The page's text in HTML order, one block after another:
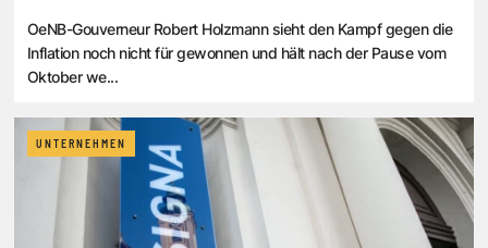
OeNB-Gouverneur Robert Holzmann sieht den Kampf gegen die
Inflation noch nicht für gewonnen und hält nach der Pause vom
Oktober we...
UNTERNEHMEN